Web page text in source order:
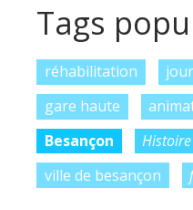
Tags
réhabilitation
gare haute
Besançon
Histoire
ville de besançon